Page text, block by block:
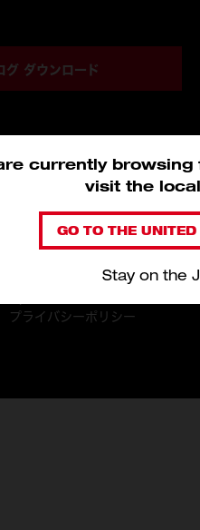
currently
visit the
GO TO THE
Stay on the
グ ダウンロード
プライバシーポリシー